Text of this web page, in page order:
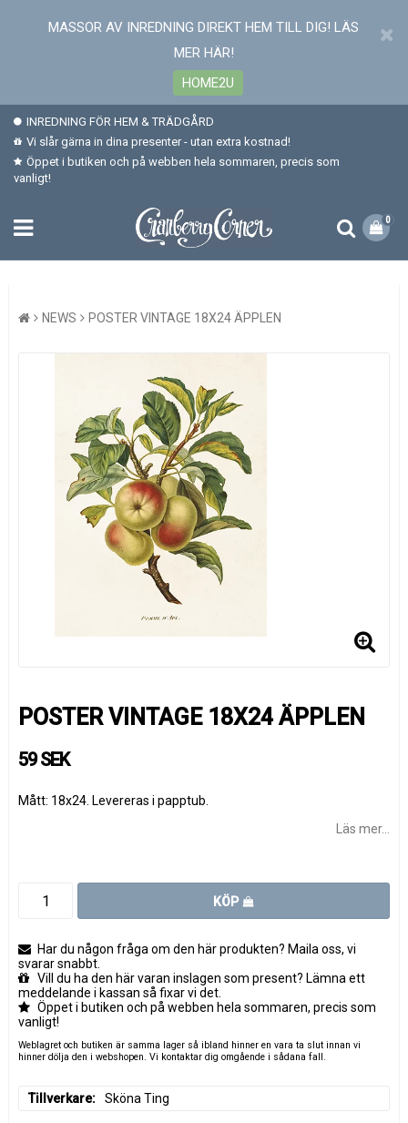
MASSOR AV INREDNING DIREKT HEM TILL DIG! LÄS
MER HÄR!
HOME2U
INREDNING FÖR HEM & TRÄDGÅRD
Vi slår gärna in dina presenter - utan extra kostnad!
Öppet i butiken och på webben hela sommaren, precis som
vanligt!
0
NEWS POSTER VINTAGE 18X24 ÄPPLEN
POSTER VINTAGE 18X24 ÄPPLEN
59 SEK
Mått: 18x24. Levereras i papptub.
Läs mer...
KÖP
Har du någon fråga om den här produkten? Maila oss, vi
svarar snabbt.
Vill du ha den här varan inslagen som present? Lämna ett
meddelande i kassan så fixar vi det.
Öppet i butiken och på webben hela sommaren, precis som
vanligt!
Weblagret och butiken är samma lager så ibland hinner en vara ta slut innan vi
hinner dölja den i webshopen. Vi kontaktar dig omgående i sådana fall.
Tillverkare Sköna Ting